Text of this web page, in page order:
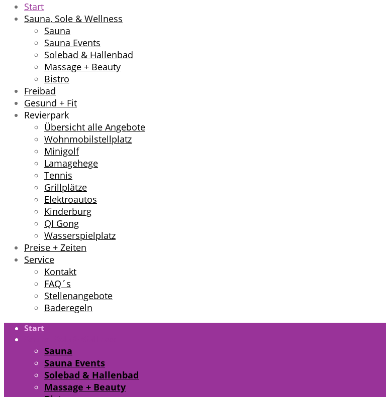
Start
Sauna, Sole & Wellness
Sauna
Sauna Events
Solebad & Hallenbad
Massage + Beauty
Bistro
Freibad
Gesund + Fit
Revierpark
Übersicht alle Angebote
Wohnmobilstellplatz
Minigolf
Lamagehege
Tennis
Grillplätze
Elektroautos
Kinderburg
QI Gong
Wasserspielplatz
Preise + Zeiten
Service
Kontakt
FAQ´s
Stellenangebote
Baderegeln
Start
Sauna
Sauna Events
Solebad & Hallenbad
Massage + Beauty